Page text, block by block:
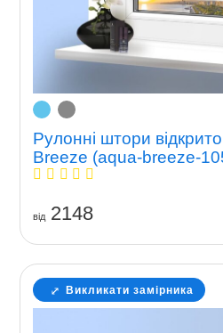
Рулонні штори
Breeze (aqua-breeze-
вiд2148
Викликати замірника